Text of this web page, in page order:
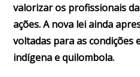
valorizar os profissionais
ações. A nova lei ainda
voltadas para as condições
indígena e quilombola.